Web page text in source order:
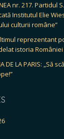
nr. 217. Partidul
Institutul Elie
culturii române”
reprezentant
istoria României
DE LA PARIS: „Să